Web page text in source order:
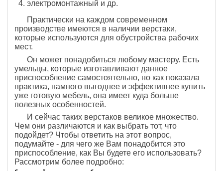
электромонтажный и др.
Практически на каждом современном
производстве имеются в наличии верстаки,
которые используются для обустройства рабочих
мест.
Он может понадобиться любому мастеру. Есть
умельцы, которые изготавливают данное
приспособление самостоятельно, но как показала
практика, намного выгоднее и эффективнее купить
уже готовую мебель, она имеет куда больше
полезных особенностей.
И сейчас таких верстаков великое множество.
Чем они различаются и как выбрать тот, что
подойдет? Чтобы ответить на этот вопрос,
подумайте - для чего же Вам понадобится это
приспособление, как Вы будете его использовать?
Рассмотрим более подробно: